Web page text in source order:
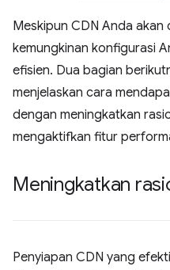
Meskipun CDN Anda
kemungkinan konfigurasi
efisien. Dua bagian
menjelaskan cara
dengan meningkatkan
mengaktifkan fitur
Meningkatkan
Penyiapan CDN yang